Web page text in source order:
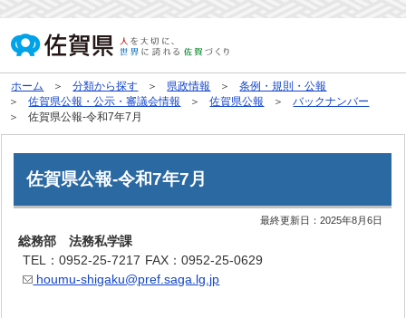
ホーム 分類から探す 県政情報
条例・規則・公報
佐賀県公報・公示・審議会情報
佐賀県公報
バックナンバー
佐賀県公報-令和7年7月
佐賀県公報-令和7年7月
最終更新日：2025年8月6日
総務部 法務私学課
TEL：0952-25-7217 FAX：0952-25-0629
houmu-shigaku@pref.saga.lg.jp